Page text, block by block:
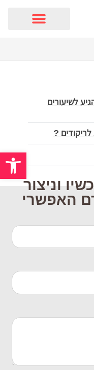
פתח
לשיעורים
?
וניצור
האפשרי